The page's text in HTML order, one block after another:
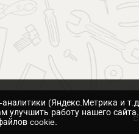
(Яндекс.Метрика и
улучшить работу нашего сайта.
cookie.